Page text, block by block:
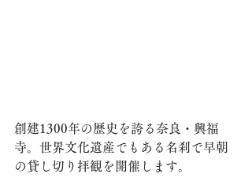
創建1300年の歴史を誇る奈良・興福
寺。世界文化遺産でもある名刹で早朝
の貸し切り拝観を開催します。